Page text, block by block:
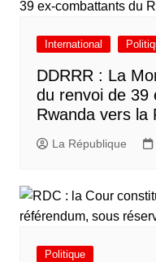
International
DDRRR : La
du renvoi de 39
Rwanda vers la
La République
Politique